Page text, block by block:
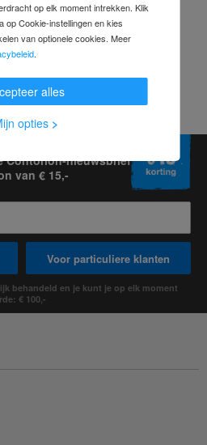
Contorion-nieuwsbrief
van € 15,-
Voor particuliere klanten
behandeld en je kunt je op elk moment
€ 100,-
op elk moment intrekken. Klik
op Cookie-instellingen en kies
van optionele cookies. Meer
.
alles
opties >